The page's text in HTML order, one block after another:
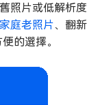
照片或低解析度
庭老照片、翻新
的選擇。